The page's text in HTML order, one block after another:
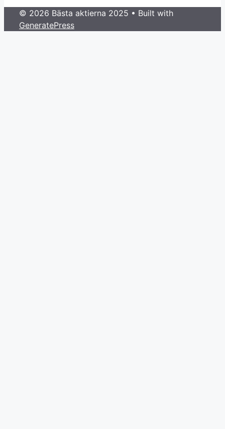
© 2026 Bästa aktierna 2025 • Built with
GeneratePress